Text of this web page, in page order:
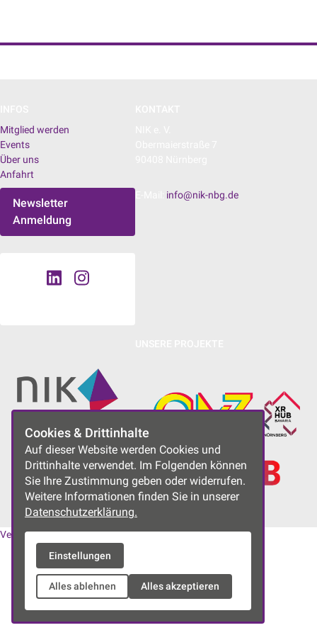
Mitglied werden
Events
Über uns
Anfahrt
Newsletter
Anmeldung
info@nik-nbg.de
Vereinssatzung|Datenschutzerklärung|Impressum
Cookies & Drittinhalte
Auf dieser Website werden Cookies und
Drittinhalte verwendet. Im Folgenden können
Sie Ihre Zustimmung geben oder widerrufen.
Weitere Informationen finden Sie in unserer
Datenschutzerklärung.
Einstellungen
Alles ablehnen Alles akzeptieren